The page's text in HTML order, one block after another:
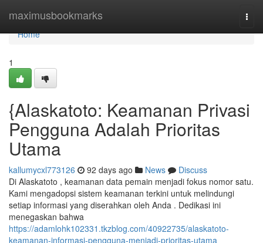
maximusbookmarks
Home
Home
1
{Alaskatoto: Keamanan Privasi
Pengguna Adalah Prioritas
Utama
kallumycxl773126 92 days ago News
Discuss
Di Alaskatoto , keamanan data pemain menjadi fokus nomor satu.
Kami mengadopsi sistem keamanan terkini untuk melindungi
setiap informasi yang diserahkan oleh Anda . Dedikasi ini
menegaskan bahwa
https://adamlohk102331.tkzblog.com/40922735/alaskatoto-
keamanan-informasi-pengguna-menjadi-prioritas-utama